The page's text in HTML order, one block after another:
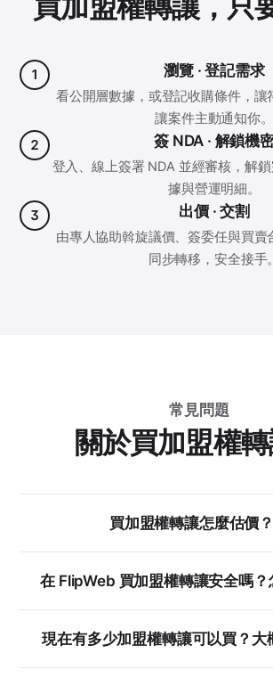
1 瀏覽 · 登記需求
看公開層數據，或登記收購條件，讓
讓案件主動通知你。
2 簽 NDA · 解鎖機
登入、線上簽署 NDA 並經審核，解
據與營運明細。
3 出價 · 交割
由專人協助斡旋議價、簽委任與買賣
同步轉移，安全接手。
常見問題
關於買加盟權轉
買加盟權轉讓怎麼估價？
在 FlipWeb 買加盟權轉讓安全嗎？
現在有多少加盟權轉讓可以買？大